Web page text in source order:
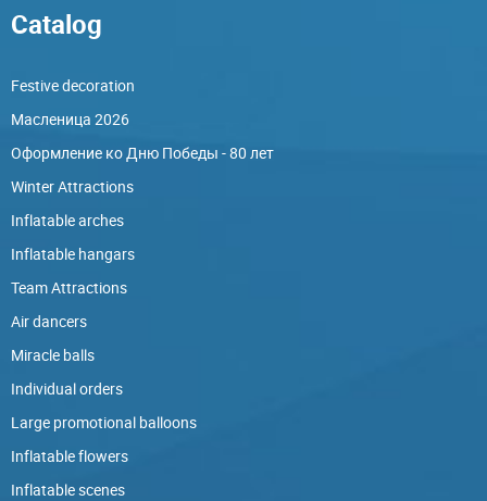
Catalog
Festive decoration
Масленица 2026
Оформление ко Дню Победы - 80 лет
Winter Attractions
Inflatable arches
Inflatable hangars
Team Attractions
Air dancers
Miracle balls
Individual orders
Large promotional balloons
Inflatable flowers
Inflatable scenes